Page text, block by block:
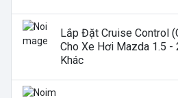
Lắp Đặt Cruise Control
Cho Xe Hơi Mazda 1.5 -
Khác